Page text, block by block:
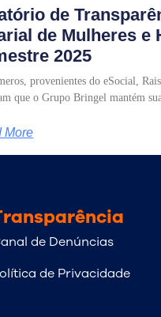
de
de Mulheres e
2025
provenientes do eSocial,
que o Grupo Bringel mantém
More
de Denúncias
de Privacidade